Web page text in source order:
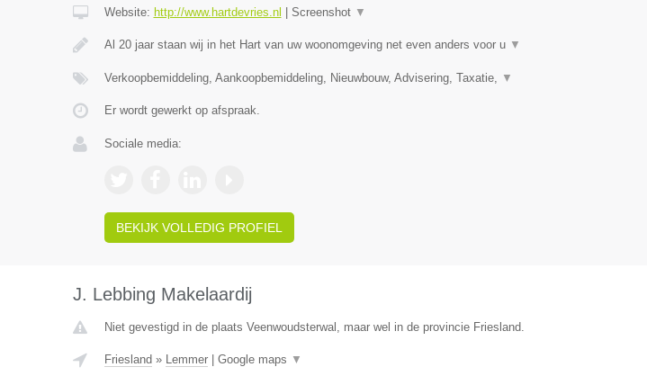
Website: http://www.hartdevries.nl Screenshot ▼
Al 20 jaar staan wij in het Hart van uw woonomgeving net even anders voor u ▼
Verkoopbemiddeling, Aankoopbemiddeling, Nieuwbouw, Advisering, Taxatie, ▼
Er wordt gewerkt op afspraak.
Sociale media:
BEKIJK VOLLEDIG PROFIEL
J. Lebbing Makelaardij
Niet gevestigd in de plaats Veenwoudsterwal, maar wel in de provincie Friesland.
Friesland » Lemmer| Google maps ▼